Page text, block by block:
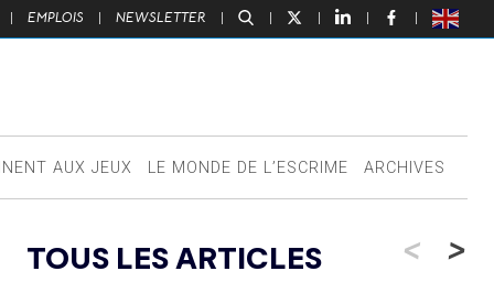
| EMPLOIS | NEWSLETTER | | | | |
AUX JEUX LE MONDE DE L’ESCRIME ARCHIVES
TOUS LES ARTICLES < >